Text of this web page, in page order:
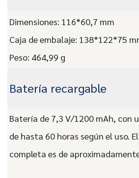
Dimensiones: 116*60,7 mm
Caja de embalaje: 138*122*75
Peso: 464,99 g
Batería recargable
Batería de 7,3 V/1200 mAh, con
de hasta 60 horas según el uso.
completa es de